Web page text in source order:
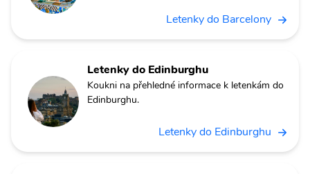
Letenky do Barcelony
Letenky do Edinburghu
Koukni na přehledné informace k letenkám do
Edinburghu.
Letenky do Edinburghu